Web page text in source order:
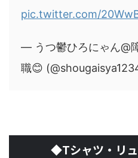
pic.twitter.com/
— うつ鬱ひろにゃん@
職😊
◆Tシャツ・リ